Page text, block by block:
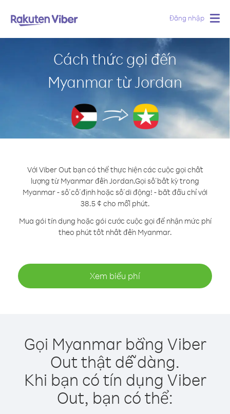
Đăng nhập
Cách thức gọi đến
Myanmar từ Jordan
Với Viber Out bạn có thể thực hiện các cuộc gọi chất
lượng từ Myanmar đến Jordan.Gọi số bất kỳ trong
Myanmar - số cố định hoặc số di động! - bắt đầu chỉ với
38.5 ¢ cho mỗi phút.
Mua gói tín dụng hoặc gói cước cuộc gọi để nhận mức phí
theo phút tốt nhất đến Myanmar.
Xem biểu phí
Gọi Myanmar bằng Viber
Out thật dễ dàng.
Khi bạn có tín dụng Viber
Out, bạn có thể: